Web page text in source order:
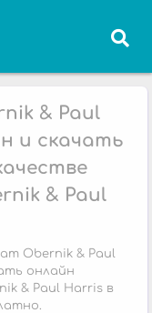
& Paul
и скачать
& Paul
Obernik & Paul
онлайн
& Paul Harris в